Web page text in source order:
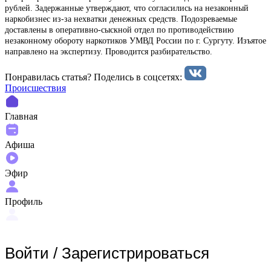
рублей. Задержанные утверждают, что согласились на незаконный
наркобизнес из-за нехватки денежных средств. Подозреваемые
доставлены в оперативно-сыскной отдел по противодействию
незаконному обороту наркотиков УМВД России по г. Сургуту. Изъятое
направлено на экспертизу. Проводится разбирательство.
Понравилась статья? Поделиcь в соцсетях:
Происшествия
Главная
Афиша
Эфир
Профиль
Войти / Зарегистрироваться